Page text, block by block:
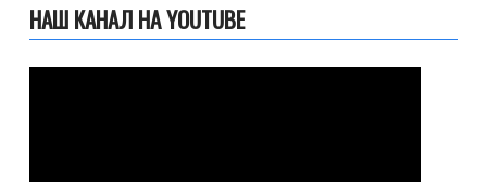
НАШ КАНАЛ НА YOUTUBE